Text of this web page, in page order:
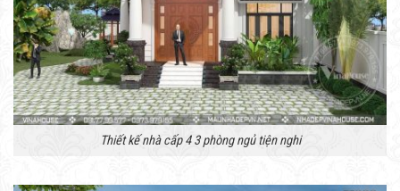
Thiết kế nhà cấp 4 3 phòng ngủ tiện nghi